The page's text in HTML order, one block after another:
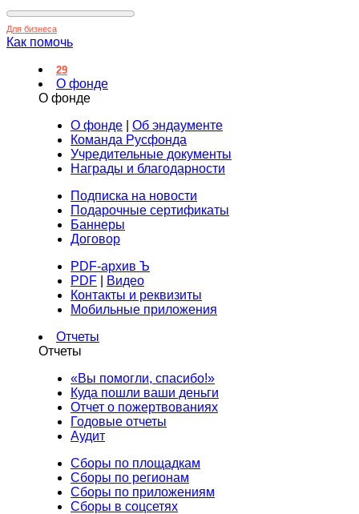
Для бизнеса
Как помочь
29
О фонде
О фонде
О фонде
Об эндаументе
Команда Русфонда
Учредительные документы
Награды и благодарности
Подписка на новости
Подарочные сертификаты
Баннеры
Договор
PDF-архив Ъ
PDF
Видео
Контакты и реквизиты
Мобильные приложения
Отчеты
Отчеты
«Вы помогли, спасибо!»
Куда пошли ваши деньги
Отчет о пожертвованиях
Годовые отчеты
Аудит
Сборы по площадкам
Сборы по регионам
Сборы по приложениям
Сборы в соцсетях